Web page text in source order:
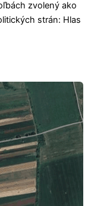
zvolený ako
strán: Hlas